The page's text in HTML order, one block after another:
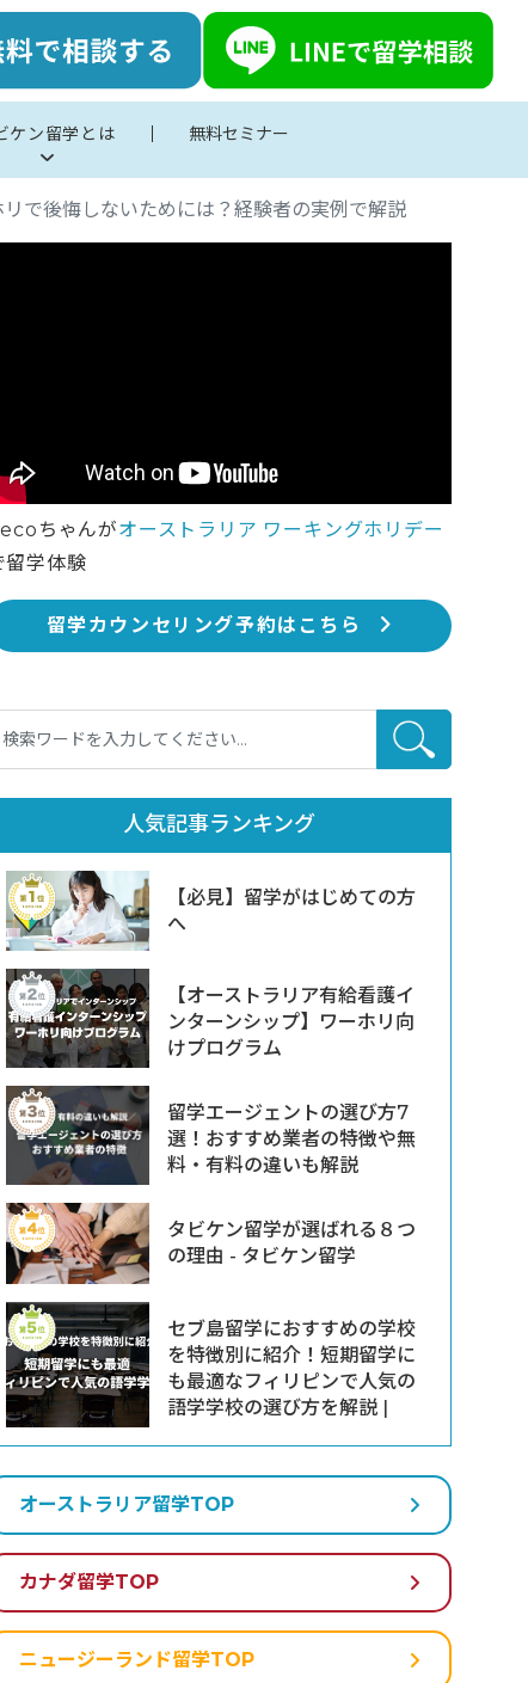
ケン留学とは 無料セミナー
で後悔しないためには？経験者の実例で解説
ちゃんがオーストラリア ワーキングホリデー
留学体験
留学カウンセリング予約はこちら
人気記事ランキング
【必見】留学がはじめての方
へ
【オーストラリア有給看護イ
ンターンシップ】ワーホリ向
けプログラム
留学エージェントの選び方7
選！おすすめ業者の特徴や無
料・有料の違いも解説
タビケン留学が選ばれる８つ
の理由 - タビケン留学
セブ島留学におすすめの学校
を特徴別に紹介！短期留学に
も最適なフィリピンで人気の
語学学校の選び方を解説 |
オーストラリア留学TOP
カナダ留学TOP
ニュージーランド留学TOP